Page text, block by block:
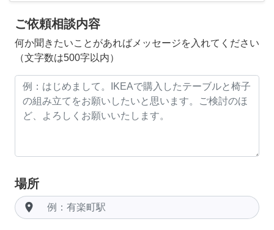
ご依頼相談内容
何か聞きたいことがあればメッセージを入れてください
（文字数は500字以内）
場所
room